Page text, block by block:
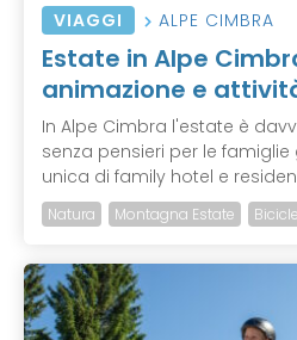
VIAGGI ALPE CIMBRA
Estate in Alpe
animazione e
In Alpe Cimbra l'estate è
senza pensieri per le famiglie
unica di family hotel e
Natura Montagna Estate